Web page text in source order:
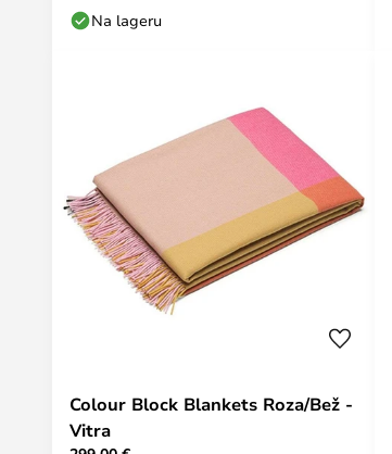
Na lageru
Colour Block Blankets Roza/Bež -
Vitra